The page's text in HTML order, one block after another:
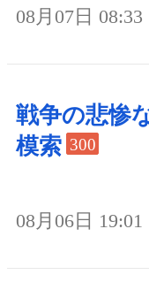
08月07日 08:33
戦争の悲惨
模索 300
08月06日 19:01